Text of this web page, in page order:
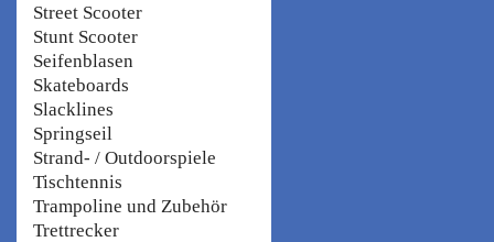
Street Scooter
Stunt Scooter
Seifenblasen
Skateboards
Slacklines
Springseil
Strand- / Outdoorspiele
Tischtennis
Trampoline und Zubehör
Trettrecker